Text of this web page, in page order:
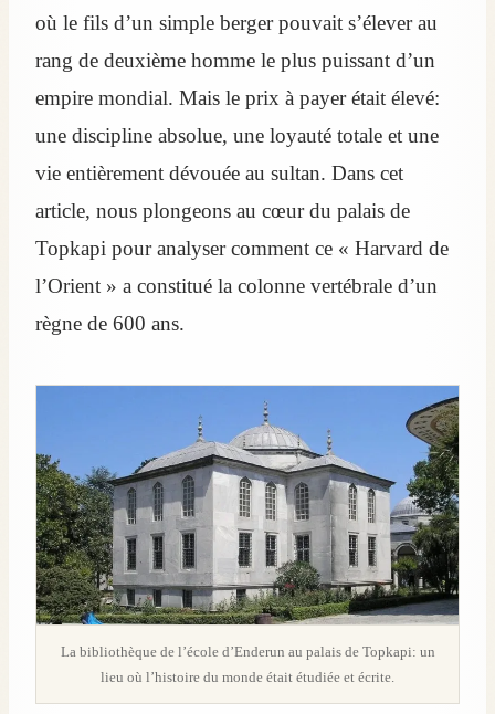
où le fils d’un simple berger pouvait s’élever au
rang de deuxième homme le plus puissant d’un
empire mondial. Mais le prix à payer était élevé:
une discipline absolue, une loyauté totale et une
vie entièrement dévouée au sultan. Dans cet
article, nous plongeons au cœur du palais de
Topkapi pour analyser comment ce « Harvard de
l’Orient » a constitué la colonne vertébrale d’un
règne de 600 ans.
La bibliothèque de l’école d’Enderun au palais de Topkapi: un
lieu où l’histoire du monde était étudiée et écrite.